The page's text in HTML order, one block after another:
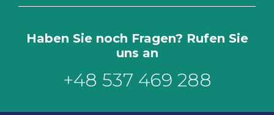
Haben Sie noch Fragen? Rufen Sie
uns an
+48 537 469 288